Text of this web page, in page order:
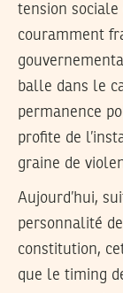
tension
couramment
balle dans le
permanence
profite de
graine de
Aujourd’hui,
personnalité
constitution,
que le timing